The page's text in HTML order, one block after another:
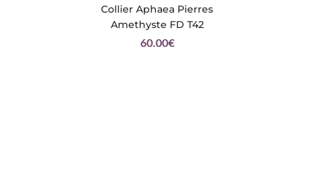
Collier Aphaea Pierres
Amethyste FD T42
60.00€